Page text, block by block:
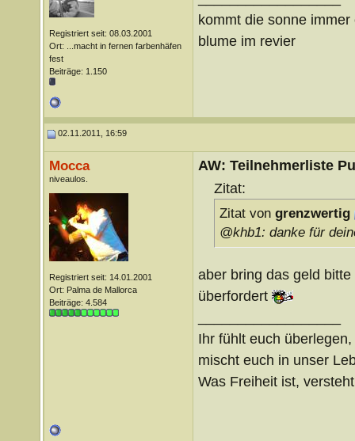
Registriert seit: 08.03.2001
Ort: ...macht in fernen farbenhäfen
fest
Beiträge: 1.150
kommt die sonne
blume im revier
02.11.2011, 16:59
Mocca
niveaulos.
Registriert seit: 14.01.2001
Ort: Palma de Mallorca
Beiträge: 4.584
AW: Teilnehmerliste
Zitat:
Zitat von grenzwertig
@khb1: danke für
aber bring das geld
überfordert
Ihr fühlt euch überlegen,
mischt euch in unser
Was Freiheit ist,